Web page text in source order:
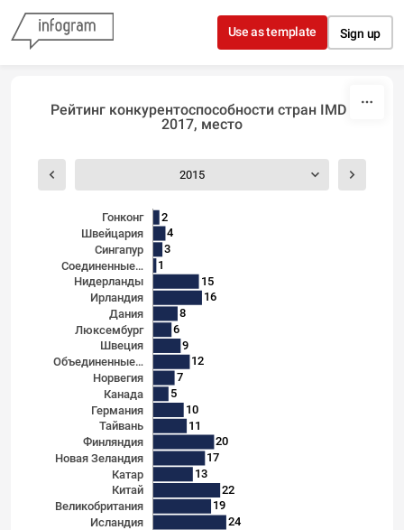
Skip to content
Use as template Sign up
Рейтинг конкурентоспособности стран IMD -
2017, место
2015
Гонконг
Швейцария
Сингапур
Соединенные…
Нидерланды
Ирландия
Дания
Люксембург
Швеция
Объединенные…
Норвегия
Канада
Германия
Тайвань
Финляндия
Новая Зеландия
Катар
Китай
Великобритания
Исландия
2
4
3
1
15
16
8
6
9
12
7
5
10
11
20
17
13
22
19
24